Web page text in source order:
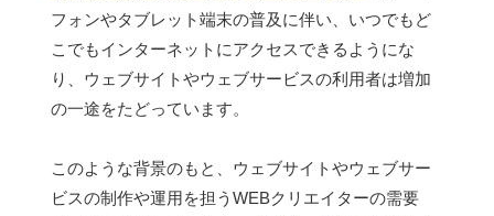
フォンやタブレット端末の普及に伴い、いつでもど
こでもインターネットにアクセスできるようにな
り、ウェブサイトやウェブサービスの利用者は増加
の一途をたどっています。
このような背景のもと、ウェブサイトやウェブサー
ビスの制作や運用を担うWEBクリエイターの需要